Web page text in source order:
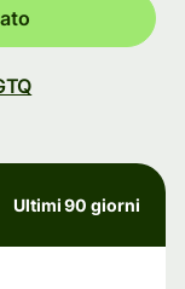
Ultimi 90 giorni